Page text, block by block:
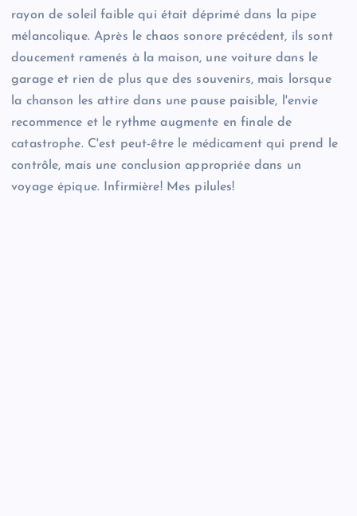
rayon de soleil faible qui était déprimé dans la pipe
mélancolique. Après le chaos sonore précédent, ils sont
doucement ramenés à la maison, une voiture dans le
garage et rien de plus que des souvenirs, mais lorsque
la chanson les attire dans une pause paisible, l'envie
recommence et le rythme augmente en finale de
catastrophe. C'est peut-être le médicament qui prend le
contrôle, mais une conclusion appropriée dans un
voyage épique. Infirmière! Mes pilules!